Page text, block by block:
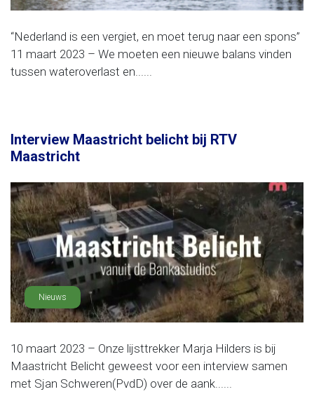
“Nederland is een vergiet, en moet terug naar een spons”
11 maart 2023 – We moeten een nieuwe balans vinden
tussen wateroverlast en......
Interview Maastricht belicht bij RTV
Maastricht
Nieuws
10 maart 2023 – Onze lijsttrekker Marja Hilders is bij
Maastricht Belicht geweest voor een interview samen
met Sjan Schweren(PvdD) over de aank......